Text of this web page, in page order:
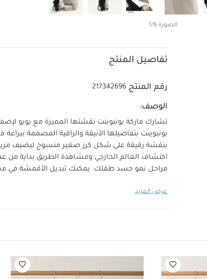
الصورة 1/6
تفاصيل المنتج
رقم المنتج 217342696
الوصف:
تشارك ماركة بونبوينت نقشتها المميزة مع يويو
بونبوينت بتفاصيلها الأنيقة والراقية المصممة ببراعة
بنقشة رقيقة على شكل كرز صغير منسوج ليضيف
مراحل نمو جسد طفلك. يمكنك تبديل الأقمشة في
مع حمل طفلك في يدك الأخرى.
الأطفال لعمر 6 شهور فأكثر
تصميم قابل للطي
يتضمن المنتج:
مجموعة مقعد عربة أطفال (يباع
مواصفات المنتج:
العمر المناسب: من سن 6 أشهر وحتى وزن 22 كغم
عرض المزيد